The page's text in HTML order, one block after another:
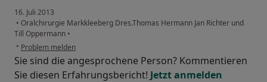
16. Juli 2013
• Oralchirurgie Markkleeberg Dres.Thomas Hermann Jan Richter und
Till Oppermann •
• Problem melden
Sie sind die angesprochene Person? Kommentieren
Sie diesen Erfahrungsbericht! Jetzt anmelden